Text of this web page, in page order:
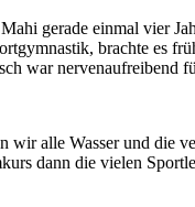
gerade einmal vier
brachte es
war
alle Wasser und die
dann die vielen